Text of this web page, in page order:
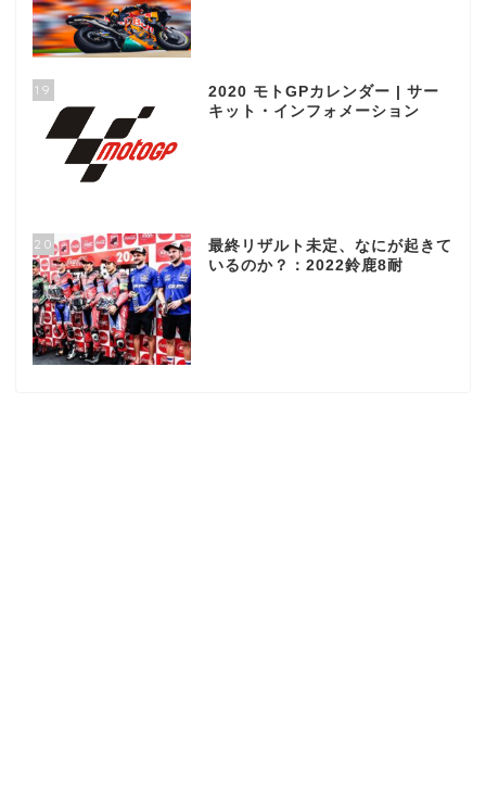
19
2020 モトGPカレンダー | サー
キット・インフォメーション
20
最終リザルト未定、なにが起きて
いるのか？：2022鈴鹿8耐